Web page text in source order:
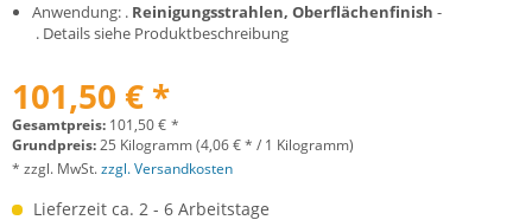
Anwendung: . Reinigungsstrahlen, Oberflächenfinish -
. Details siehe Produktbeschreibung
101,50 € *
Gesamtpreis: 101,50€ *
Grundpreis:25 Kilogramm (4,06 € * / 1 Kilogramm)
* zzgl. MwSt.zzgl. Versandkosten
Lieferzeit ca. 2 - 6 Arbeitstage